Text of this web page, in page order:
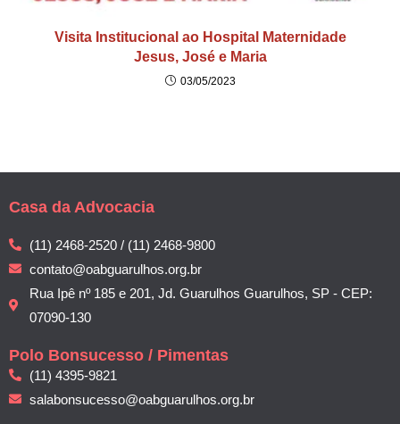
Visita Institucional ao Hospital Maternidade
Jesus, José e Maria
03/05/2023
Casa da Advocacia
(11) 2468-2520 / (11) 2468-9800
contato@oabguarulhos.org.br
Rua Ipê nº 185 e 201, Jd. Guarulhos Guarulhos, SP - CEP:
07090-130
Polo Bonsucesso / Pimentas
(11) 4395-9821
salabonsucesso@oabguarulhos.org.br